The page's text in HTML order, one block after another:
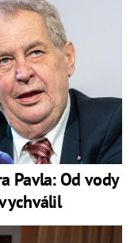
Pavla: Od vody